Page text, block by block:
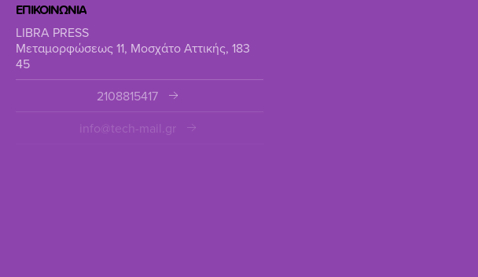
ΕΠΙΚΟΙΝΩΝΙΑ
LIBRA PRESS
Μεταμορφώσεως 11, Μοσχάτο Αττικής, 183
45
2108815417
info@tech-mail.gr